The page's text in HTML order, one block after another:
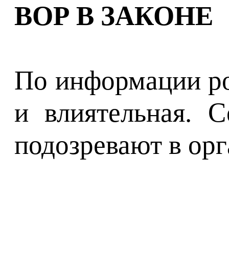
ВОР В ЗАКОНЕ
По информации
и влиятельная.
подозревают в